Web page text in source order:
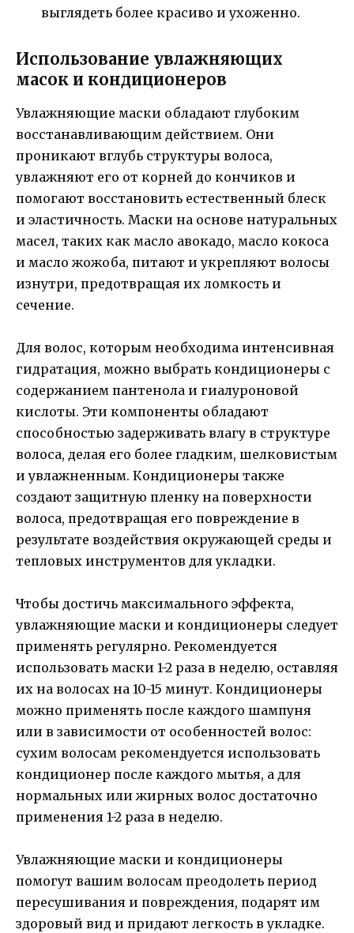
выглядеть более красиво и ухоженно.
Использование увлажняющих
масок и кондиционеров
Увлажняющие маски обладают глубоким
восстанавливающим действием. Они
проникают вглубь структуры волоса,
увлажняют его от корней до кончиков и
помогают восстановить естественный блеск
и эластичность. Маски на основе натуральных
масел, таких как масло авокадо, масло кокоса
и масло жожоба, питают и укрепляют волосы
изнутри, предотвращая их ломкость и
сечение.
Для волос, которым необходима интенсивная
гидратация, можно выбрать кондиционеры с
содержанием пантенола и гиалуроновой
кислоты. Эти компоненты обладают
способностью задерживать влагу в структуре
волоса, делая его более гладким, шелковистым
и увлажненным. Кондиционеры также
создают защитную пленку на поверхности
волоса, предотвращая его повреждение в
результате воздействия окружающей среды и
тепловых инструментов для укладки.
Чтобы достичь максимального эффекта,
увлажняющие маски и кондиционеры следует
применять регулярно. Рекомендуется
использовать маски 1-2 раза в неделю, оставляя
их на волосах на 10-15 минут. Кондиционеры
можно применять после каждого шампуня
или в зависимости от особенностей волос:
сухим волосам рекомендуется использовать
кондиционер после каждого мытья, а для
нормальных или жирных волос достаточно
применения 1-2 раза в неделю.
Увлажняющие маски и кондиционеры
помогут вашим волосам преодолеть период
пересушивания и повреждения, подарят им
здоровый вид и придают легкость в укладке.